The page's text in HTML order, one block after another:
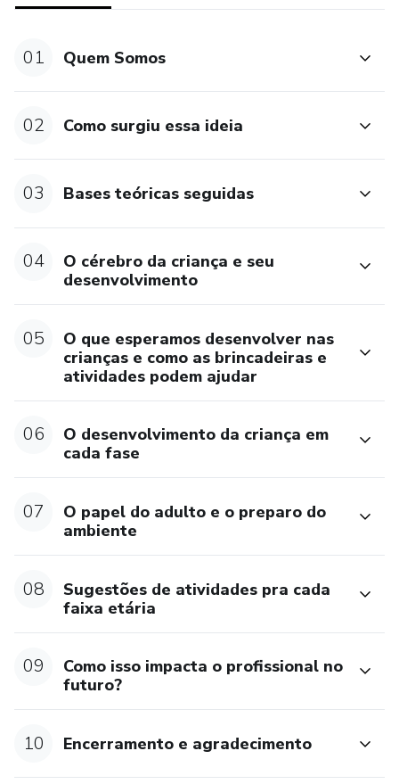
01 Quem Somos
02 Como surgiu essa ideia
03 Bases teóricas seguidas
04
O cérebro da criança e seu
desenvolvimento
05
O que esperamos desenvolver nas
crianças e como as brincadeiras e
atividades podem ajudar
06
O desenvolvimento da criança em
cada fase
07
O papel do adulto e o preparo do
ambiente
08
Sugestões de atividades pra cada
faixa etária
09
Como isso impacta o profissional no
futuro?
10 Encerramento e agradecimento